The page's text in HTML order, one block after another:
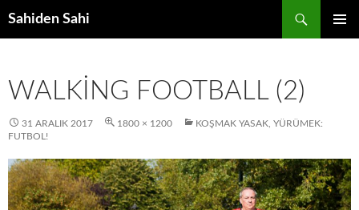
Sahiden Sahi
WALKING FOOTBALL (2)
31 ARALIK 2017 1800 × 1200
KOŞMAK YASAK, YÜRÜMEK:
FUTBOL!